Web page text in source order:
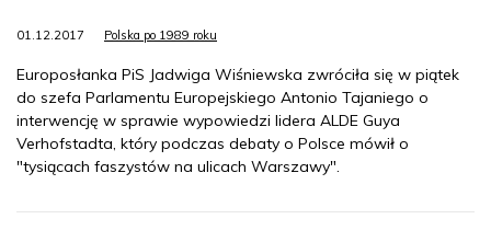
01.12.2017 Polska po 1989 roku
Europosłanka PiS Jadwiga Wiśniewska zwróciła się w piątek
do szefa Parlamentu Europejskiego Antonio Tajaniego o
interwencję w sprawie wypowiedzi lidera ALDE Guya
Verhofstadta, który podczas debaty o Polsce mówił o
"tysiącach faszystów na ulicach Warszawy".